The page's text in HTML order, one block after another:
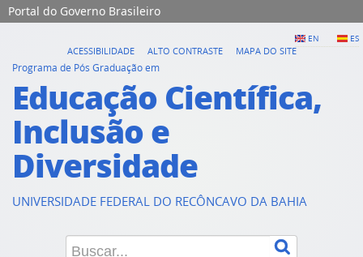
Portal do Governo Brasileiro
EN ES
ACESSIBILIDADE ALTO CONTRASTE
MAPA DO SITE
Programa de Pós Graduação em
Educação Científica,
Inclusão e
Diversidade
UNIVERSIDADE FEDERAL DO RECÔNCAVO DA BAHIA